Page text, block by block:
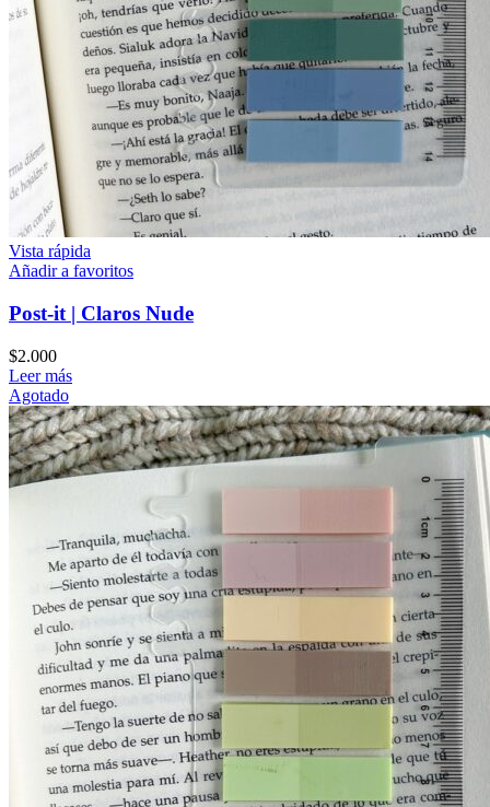
Vista rápida
Añadir a favoritos
Post-it | Claros Nude
$2.000
Leer más
Agotado